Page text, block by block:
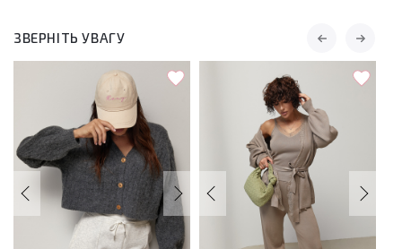
ЗВЕРНІТЬ УВАГУ